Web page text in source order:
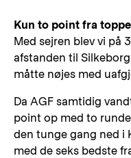
Kun to point fra
Med sejren blev vi på
afstanden til
måtte nøjes med
Da AGF samtidig
point op med to
den tunge gang ned i
med de seks bedste